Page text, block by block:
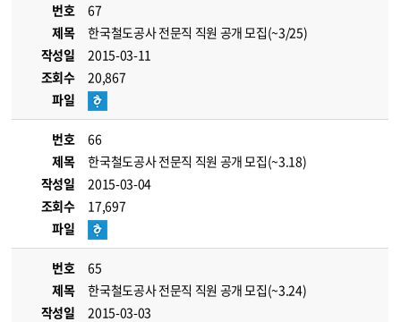
번호
67
제목
한국철도공사 전문직 직원 공개 모집(~3/25)
작성일
2015-03-11
조회수
20,867
파일
번호
66
제목
한국철도공사 전문직 직원 공개 모집(~3.18)
작성일
2015-03-04
조회수
17,697
파일
번호
65
제목
한국철도공사 전문직 직원 공개 모집(~3.24)
작성일
2015-03-03